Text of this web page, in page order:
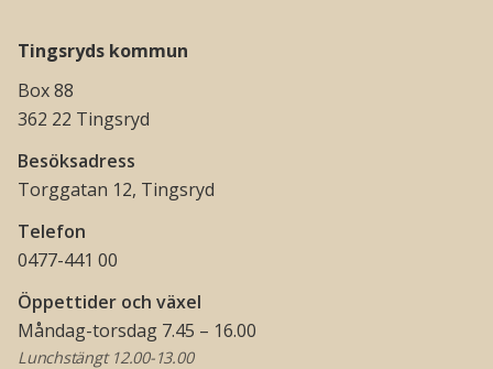
Tingsryds kommun
Box 88
362 22 Tingsryd
Besöksadress
Torggatan 12, Tingsryd
Telefon
0477-441 00
Öppettider och växel
Måndag-torsdag 7.45 – 16.00
Lunchstängt 12.00-13.00